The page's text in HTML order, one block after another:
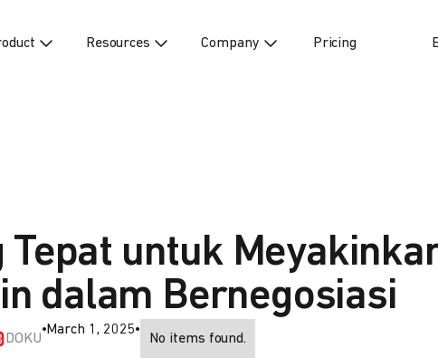
Resources Company Pricing
Tepat untuk
dalam Bernegosiasi
DOKU
•March 1, 2025•
No items found.